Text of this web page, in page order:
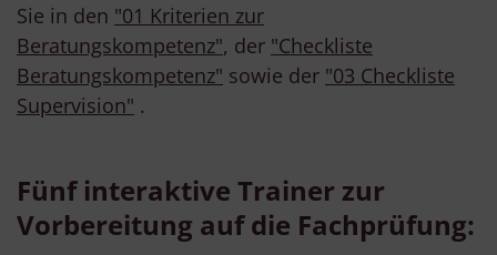
Sie in den "01 Kriterien zur
Beratungskompetenz", der "Checkliste
Beratungskompetenz" sowie der "03 Checkliste
Supervision" .
Fünf interaktive Trainer zur
Vorbereitung auf die Fachprüfung: